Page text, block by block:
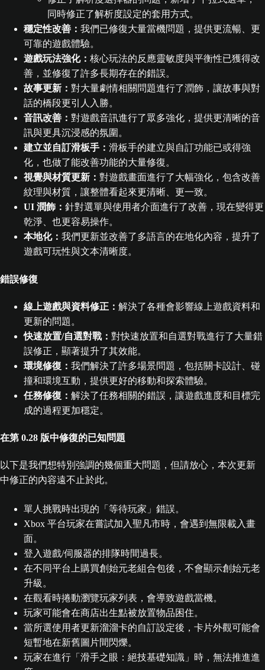
同時修正了解析度設定的套用方式。
穩定性改善： 我們已修復大量當機問題，提供更流暢、更
可靠的遊戲體驗。
遊戲玩法強化： 核心玩法的反應靈敏度與平衡性已獲得改
善，並修復了許多長期存在的錯誤。
故事更新： 對大量劇情相關問題進行了潤飾，讓故事與對
話的橋段更引人入勝。
音訊改善： 對遊戲音訊進行了眾多強化，提供更清晰的音
訊與更具沉浸感的氛圍。
建立並自訂滑板手： 滑板手的建立與自訂功能已或得強
化，也做了能改善功能的大量修復。
視覺與材質更新： 對遊戲畫面進行了大幅強化，包含改善
紋理與材質，讓整體看起來更清晰、更一致。
UI 潤飾： 針對選單與使用者介面進行了改善，現在變得更
乾淨、也更容易操作。
本地化： 我們更新並改善了多語言的在地化內容，提升了
遊戲可玩性與文本清晰度。
錯誤修復
線上遊戲與資料修正： 解決了各種會影響線上遊戲資料和
更新的問題。
快速放置/自選對戰： 對快速放置和自選對戰進行了大量錯
誤修正，顯著提升了其效能。
環境修復： 我們解決了許多場景問題，包括關卡設計、碰
撞和環境互動，提供更好的移動和探索體驗。
任務修復： 解決了任務相關的錯誤，讓遊戲進度和目標完
成的過程更加穩定。
在第 0.28 版中修復的已知問題
以下是我們想特別強調的幾個重大問題，但請放心，本次更新
中修正的內容遠不止於此。
單人挑戰時出現的「等待玩家」錯誤。
Xbox 平台玩家在嘗試加入聖凡市時，會遇到無限載入畫
面。
登入遊戲/伺服器的排隊時間過長。
在不同平台上購買創始元老組合包後，不會顯示創始元老
升級。
在觀看時捲動瀏覽玩家列表，會導致遊戲當機。
玩家可能會在商店出生點被放置物品困住。
當所選使用者更新溜溜卡的自訂設定後，卡片外觀可能會
短暫地在新舊圖片間閃爍。
玩家在進行「滑手之眼：絕技基礎知識」時，無法推進進